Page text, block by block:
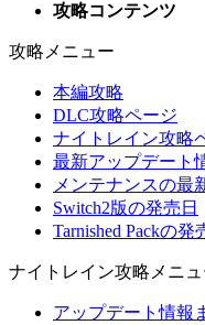
攻略コンテンツ
攻略メニュー
本編攻略
DLC攻略ページ
ナイトレイン攻略
最新アップデート
メンテナンスの最
Switch2版の発売日
Tarnished Packの発
ナイトレイン攻略メニュ
アップデート情報